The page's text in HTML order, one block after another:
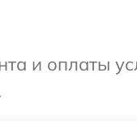
и оплаты